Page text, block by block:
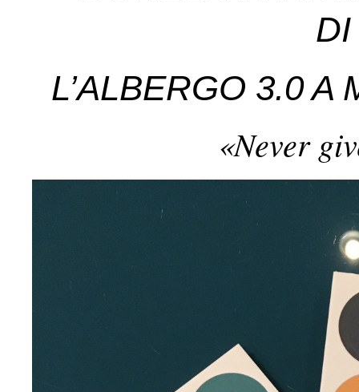
L’ALBERGO 3.0 A
«Never